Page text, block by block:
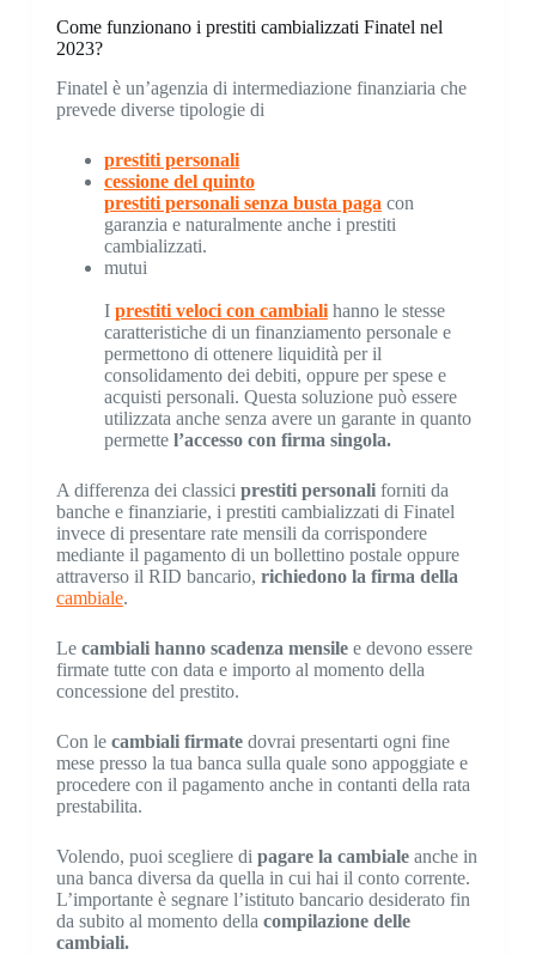
Come funzionano i prestiti cambializzati Finatel nel
2023?
Finatel è un’agenzia di intermediazione finanziaria che
prevede diverse tipologie di
prestiti personali
cessione del quinto
prestiti personali senza busta paga con
garanzia e naturalmente anche i prestiti
cambializzati.
mutui
I prestiti veloci con cambialihanno le stesse
caratteristiche di un finanziamento personale e
permettono di ottenere liquidità per il
consolidamento dei debiti, oppure per spese e
acquisti personali. Questa soluzione può essere
utilizzata anche senza avere un garante in quanto
permette l’accesso con firma singola.
A differenza dei classici prestiti personaliforniti da
banche e finanziarie, i prestiti cambializzati di Finatel
invece di presentare rate mensili da corrispondere
mediante il pagamento di un bollettino postale oppure
attraverso il RID bancario, richiedono la firma della
cambiale.
Le cambiali hanno scadenza mensile e devono essere
firmate tutte con data e importo al momento della
concessione del prestito.
Con le cambiali firmatedovrai presentarti ogni fine
mese presso la tua banca sulla quale sono appoggiate e
procedere con il pagamento anche in contanti della rata
prestabilita.
Volendo, puoi scegliere di pagare la cambialeanche in
una banca diversa da quella in cui hai il conto corrente.
L’importante è segnare l’istituto bancario desiderato fin
da subito al momento della compilazione delle
cambiali.